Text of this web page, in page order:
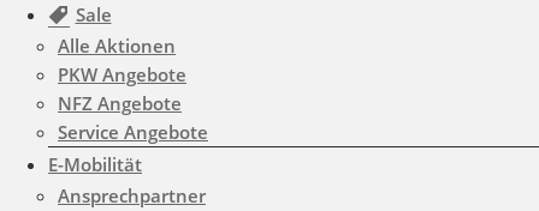
Sale
Alle Aktionen
PKW Angebote
NFZ Angebote
Service Angebote
E-Mobilität
Ansprechpartner
parts/footer/footer.php
line180
0